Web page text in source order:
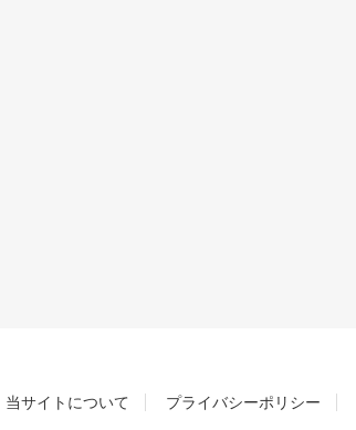
当サイトについて プライバシーポリシー